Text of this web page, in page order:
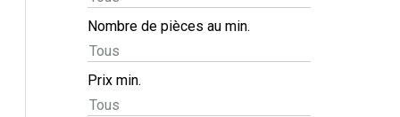
Nombre de pièces au min.
Prix min.